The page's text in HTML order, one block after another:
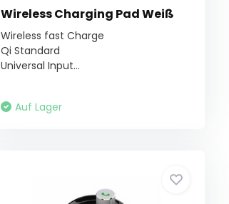
Wireless Charging Pad Weiß
Wireless fast Charge
Qi Standard
Universal Input...
Auf Lager